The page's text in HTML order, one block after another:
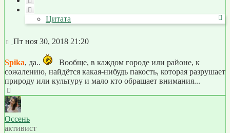
Цитата
Сообщение
Пт ноя 30, 2018 21:20
Spika, да..
Вообще, в каждом городе или районе, к
сожалению, найдётся какая-нибудь пакость, которая разрушает
природу или культуру и мало кто обращает внимания...
к
началу
Оссень
активист